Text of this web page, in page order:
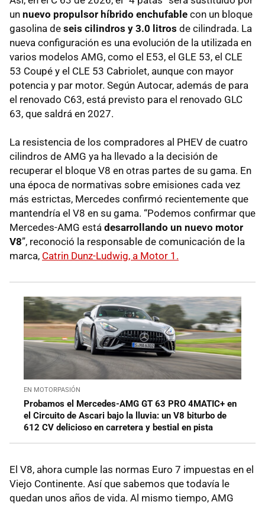
un nuevo propulsor híbrido enchufable con un bloque
gasolina de seis cilindros y 3.0 litros de cilindrada. La
nueva configuración es una evolución de la utilizada en
varios modelos AMG, como el E53, el GLE 53, el CLE
53 Coupé y el CLE 53 Cabriolet, aunque con mayor
potencia y par motor. Según Autocar, además de para
el renovado C63, está previsto para el renovado GLC
63, que saldrá en 2027.
La resistencia de los compradores al PHEV de cuatro
cilindros de AMG ya ha llevado a la decisión de
recuperar el bloque V8 en otras partes de su gama. En
una época de normativas sobre emisiones cada vez
más estrictas, Mercedes confirmó recientemente que
mantendría el V8 en su gama. “Podemos confirmar que
Mercedes-AMG está desarrollando un nuevo motor
V8”, reconoció la responsable de comunicación de la
marca, Catrin Dunz-Ludwig, a Motor 1.
EN MOTORPASIÓN
Probamos el Mercedes-AMG GT 63 PRO 4MATIC+ en
el Circuito de Ascari bajo la lluvia: un V8 biturbo de
612 CV delicioso en carretera y bestial en pista
El V8, ahora cumple las normas Euro 7 impuestas en el
Viejo Continente. Así que sabemos que todavía le
quedan unos años de vida. Al mismo tiempo, AMG